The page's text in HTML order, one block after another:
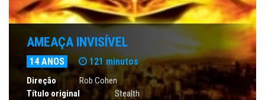
AMEAÇA INVISÍVEL
14 ANOS 121 minutos
Direção
Rob Cohen
Título original
Stealth